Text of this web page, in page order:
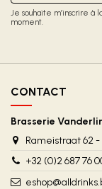
Je souhaite m’inscrire à
moment.
CONTACT
Brasserie
Rameistraat 62
+32 (0)2 687 76